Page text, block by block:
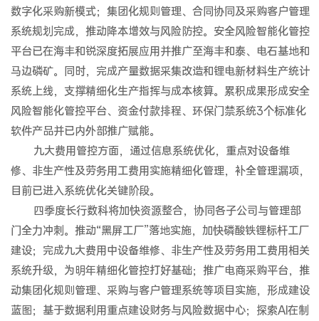
数字化采购新模式；集团化规则管理、合同协同及采购客户管理
系统规划完成，推动降本增效与风险防控。安全风险智能化管控
平台已在海丰和锐深度拓展应用并推广至海丰和泰、电石基地和
马边磷矿。同时，完成产量数据采集改造和锂电新材料生产统计
系统上线，支撑精细化生产指挥与成本核算。累积成果形成安全
风险智能化管控平台、资金付款排程、环保门禁系统3个标准化
软件产品并已内外部推广赋能。
九大费用管控方面，通过信息系统优化，重点对设备维
修、非生产性及劳务用工费用实施精细化管理，补全管理漏项，
目前已进入系统优化关键阶段。
四季度长行数科将加快资源整合，协同各子公司与管理部
门全力冲刺。推动“黑屏工厂”落地实施，加快磷酸铁锂标杆工厂
建设；完成九大费用中设备维修、非生产性及劳务用工费用相关
系统升级，为明年精细化管控打好基础；推广电商采购平台，推
动集团化规则管理、采购与客户管理系统等项目实施，形成建设
蓝图；基于数据利用重点建设财务与风险数据中心；探索AI在制